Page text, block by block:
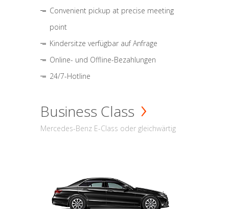
Convenient pickup at precise meeting
point
Kindersitze verfügbar auf Anfrage
Online- und Offline-Bezahlungen
24/7-Hotline
Business Class
Mercedes-Benz E-Class oder gleichwärtig